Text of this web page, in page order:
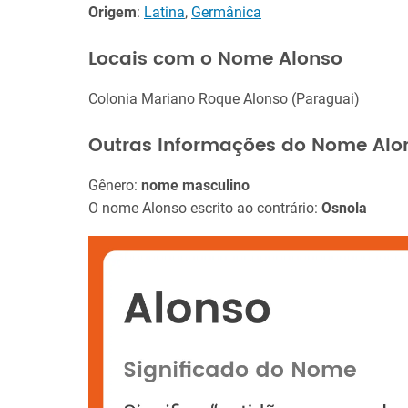
Origem: Latina, Germânica
Locais com o Nome Alonso
Colonia Mariano Roque Alonso (Paraguai)
Outras Informações do Nome
Gênero: nome masculino
O nome Alonso escrito ao contrário: Osnola